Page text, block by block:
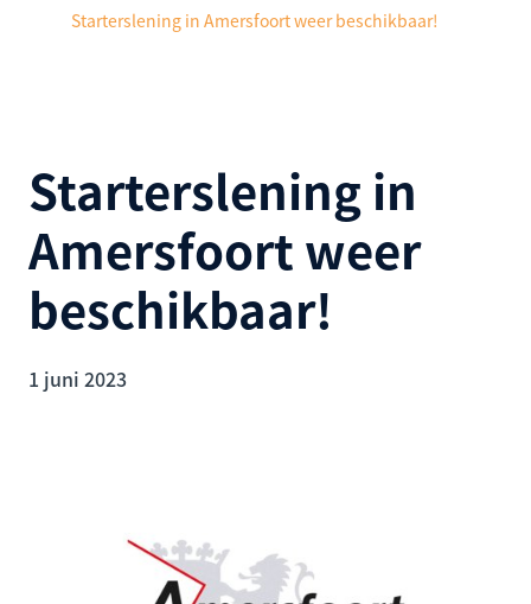
Starterslening in Amersfoort weer beschikbaar!
Starterslening in
Amersfoort weer
beschikbaar!
1 juni 2023